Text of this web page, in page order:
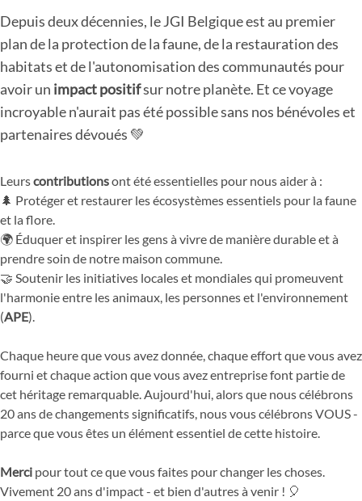
Depuis deux décennies, le JGI Belgique est au premier
plan de la protection de la faune, de la restauration des
habitats et de l'autonomisation des communautés pour
avoir un impact positifsur notre planète. Et ce voyage
incroyable n'aurait pas été possible sans nos bénévoles et
partenaires dévoués 💚
Leurscontributionsont été essentielles pour nous aider à :
🌲 Protéger et restaurer les écosystèmes essentiels pour la faune
et la flore.
🌍 Éduquer et inspirer les gens à vivre de manière durable et à
prendre soin de notre maison commune.
🤝 Soutenir les initiatives locales et mondiales qui promeuvent
l'harmonie entre les animaux, les personnes et l'environnement
(APE).
Chaque heure que vous avez donnée, chaque effort que vous avez
fourni et chaque action que vous avez entreprise font partie de
cet héritage remarquable. Aujourd'hui, alors que nous célébrons
20 ans de changements significatifs, nous vous célébrons VOUS -
parce que vous êtes un élément essentiel de cette histoire.
Merci pour tout ce que vous faites pour changer les choses.
Vivement 20 ans d'impact - et bien d'autres à venir ! 🎈